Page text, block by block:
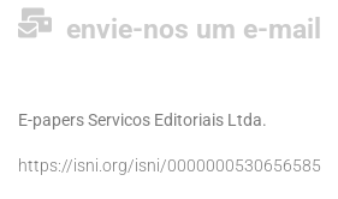
envie-nos um e-mail
E-papers Servicos Editoriais Ltda.
https://isni.org/isni/0000000530656585